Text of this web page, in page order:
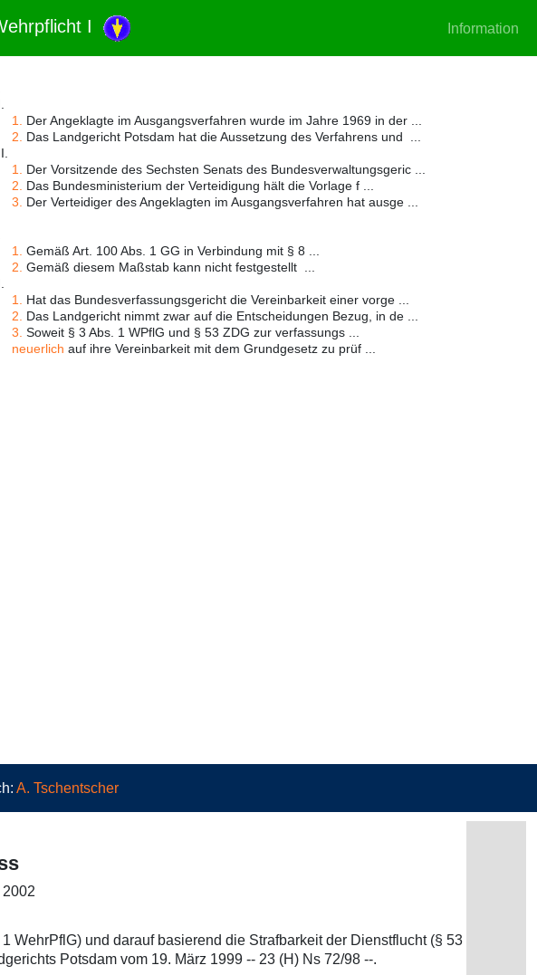
I Information
1.
Der Angeklagte im Ausgangsverfahren wurde im Jahre 1969 in der ...
2.
Das Landgericht Potsdam hat die Aussetzung des Verfahrens und ...
1.
Der Vorsitzende des Sechsten Senats des Bundesverwaltungsgeric ...
2.
Das Bundesministerium der Verteidigung hält die Vorlage f ...
3.
Der Verteidiger des Angeklagten im Ausgangsverfahren hat ausge ...
1.
Gemäß Art. 100 Abs. 1 GG in Verbindung mit § 8 ...
2. Gemäß diesem Maßstab kann nicht festgestellt ...
1.
Hat das Bundesverfassungsgericht die Vereinbarkeit einer vorge ...
2.
Das Landgericht nimmt zwar auf die Entscheidungen Bezug, in de ...
3. Soweit § 3 Abs. 1 WPflG und § 53 ZDG zur verfassungs ...
neuerlich auf ihre Vereinbarkeit mit dem Grundgesetz zu prüf ...
A. Tschentscher
WehrPflG) und darauf basierend die Strafbarkeit der Dienstflucht (§ 53
Potsdam vom 19. März 1999 -- 23 (H) Ns 72/98 --.